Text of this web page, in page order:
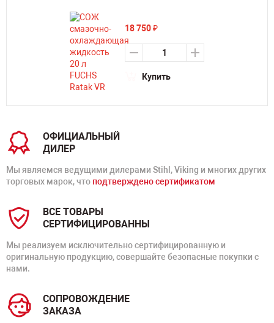
18 750₽
Купить
ОФИЦИАЛЬНЫЙ
ДИЛЕР
Мы являемся ведущими дилерами Stihl, Viking и многих других
торговых марок, что подтверждено сертификатом
ВСЕ ТОВАРЫ
СЕРТИФИЦИРОВАННЫ
Мы реализуем исключительно сертифицированную и
оригинальную продукцию, совершайте безопасные покупки с
нами.
СОПРОВОЖДЕНИЕ
ЗАКАЗА